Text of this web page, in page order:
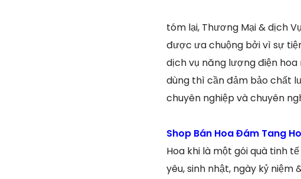
tóm lại, Thương Mại & dịch
được ưa chuộng bởi vì sự
dịch vụ năng lượng điện
dùng thì cần đảm bảo chất
chuyên nghiệp và chuyên
Shop Bán Hoa Đám Tang
Hoa khi là một gói quà tinh
yêu, sinh nhật, ngày kỷ